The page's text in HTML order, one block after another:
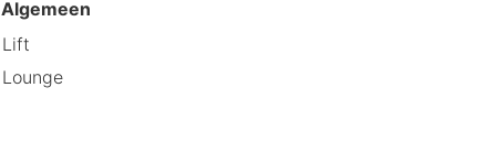
Algemeen
Lift
Lounge